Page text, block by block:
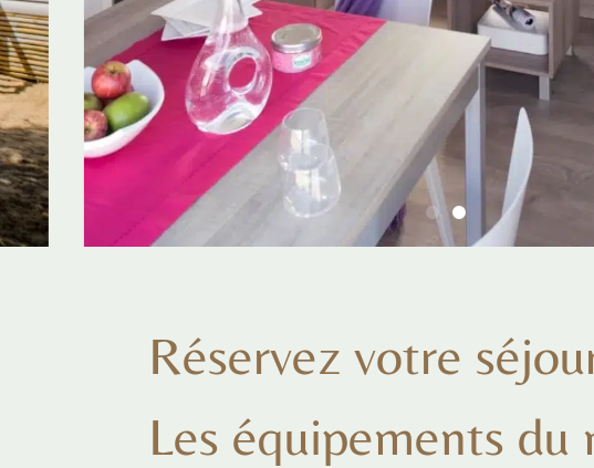
Réservez votre
Les équipements